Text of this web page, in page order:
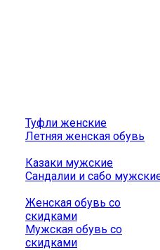
Туфли женские
Летняя женская обувь
Казаки мужские
Сандалии и сабо
Женская обувь со
скидками
Мужская обувь со
скидками